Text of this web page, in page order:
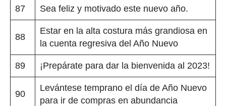
87 Sea feliz y motivado este nuevo año.
88
Estar en la alta costura más grandiosa en
la cuenta regresiva del Año Nuevo
89 ¡Prepárate para dar la bienvenida al 2023!
90
Levántese temprano el día de Año Nuevo
para ir de compras en abundancia